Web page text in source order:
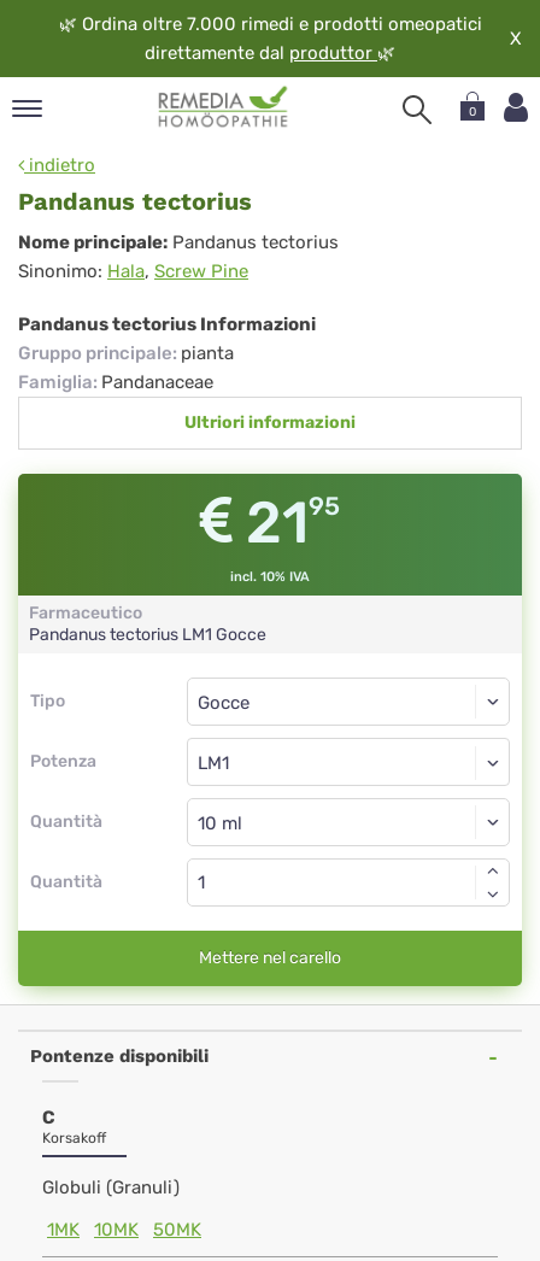
🌿 Ordina oltre 7.000 rimedi e prodotti omeopatici
direttamente dal produttor 🌿
X
0
indietro
Pandanus tectorius
Pandanus
tectorius
Nome principale: Pandanus tectorius
Sinonimo: Hala, Screw Pine
Pandanus tectorius Informazioni
Gruppo principale: pianta
Famiglia: Pandanaceae
Ultriori informazioni
2195
incl. 10% IVA
Farmaceutico
Pandanus tectorius LM1 Gocce
Tipo
Tipo
Potenza
Gocce
LM1
Quantità
Gocce
Quantità
Mettere nel carello
Pontenze disponibili
C
Korsakoff
Globuli (Granuli)
1MK
10MK 50MK